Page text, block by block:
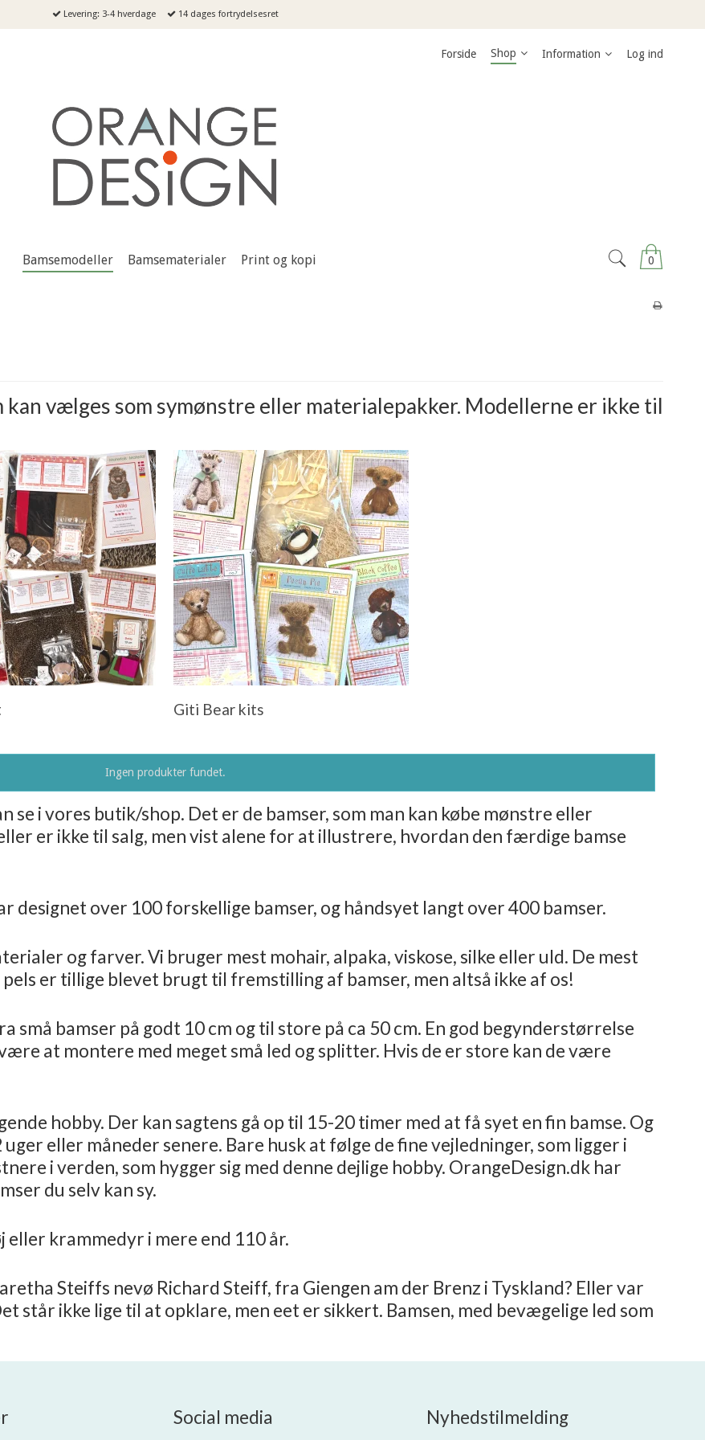
Levering: 3-4 hverdage 14 dages fortrydelsesret
Forside Shop Information Log ind
0
Bamsemodeller Bamsematerialer Print og kopi
kan vælges som symønstre eller materialepakker. Modellerne er ikke til
Giti Bear kits
Ingen produkter fundet.
se i vores butik/shop. Det er de bamser, som man kan købe mønstre eller
er ikke til salg, men vist alene for at illustrere, hvordan den færdige bamse
designet over 100 forskellige bamser, og håndsyet langt over 400 bamser.
og farver. Vi bruger mest mohair, alpaka, viskose, silke eller uld. De mest
er tillige blevet brugt til fremstilling af bamser, men altså ikke af os!
små bamser på godt 10 cm og til store på ca 50 cm. En god begynderstørrelse
at montere med meget små led og splitter. Hvis de er store kan de være
hobby. Der kan sagtens gå op til 15-20 timer med at få syet en fin bamse. Og
eller måneder senere. Bare husk at følge de fine vejledninger, som ligger i
i verden, som hygger sig med denne dejlige hobby. OrangeDesign.dk har
du selv kan sy.
krammedyr i mere end 110 år.
Steiffs nevø Richard Steiff, fra Giengen am der Brenz i Tyskland? Eller var
står ikke lige til at opklare, men eet er sikkert. Bamsen, med bevægelige led som
Social media Nyhedstilmelding